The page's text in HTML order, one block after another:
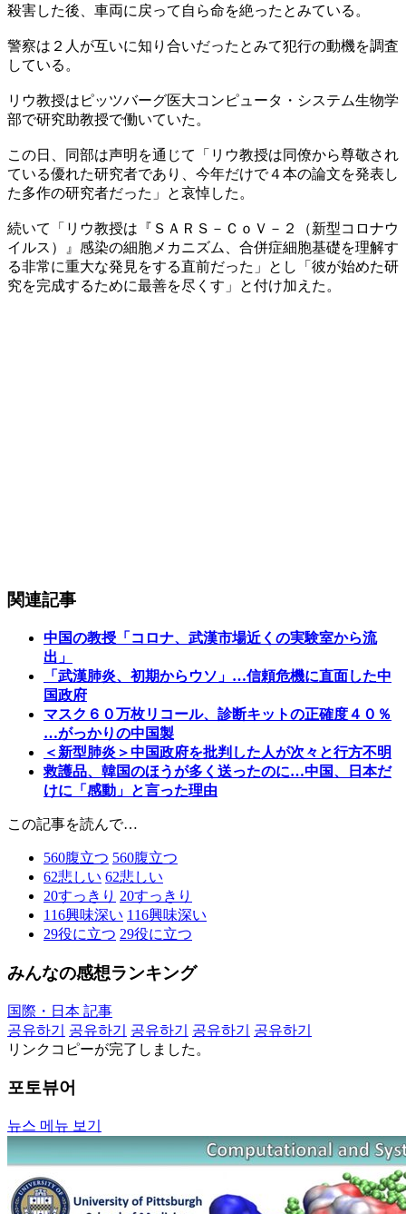
殺害した後、車両に戻って自ら命を絶ったとみている。
警察は２人が互いに知り合いだったとみて犯行の動機を調査
している。
リウ教授はピッツバーグ医大コンピュータ・システム生物学
部で研究助教授で働いていた。
この日、同部は声明を通じて「リウ教授は同僚から尊敬され
ている優れた研究者であり、今年だけで４本の論文を発表し
た多作の研究者だった」と哀悼した。
続いて「リウ教授は『ＳＡＲＳ－ＣｏＶ－２（新型コロナウ
イルス）』感染の細胞メカニズム、合併症細胞基礎を理解す
る非常に重大な発見をする直前だった」とし「彼が始めた研
究を完成するために最善を尽くす」と付け加えた。
関連記事
中国の教授「コロナ、武漢市場近くの実験室から流
出」
「武漢肺炎、初期からウソ」…信頼危機に直面した中
国政府
マスク６０万枚リコール、診断キットの正確度４０％
…がっかりの中国製
＜新型肺炎＞中国政府を批判した人が次々と行方不明
救護品、韓国のほうが多く送ったのに…中国、日本だ
けに「感動」と言った理由
この記事を読んで…
560腹立つ 560腹立つ
62悲しい 62悲しい
20すっきり 20すっきり
116興味深い 116興味深い
29役に立つ 29役に立つ
みんなの感想ランキング
国際・日本 記事
공유하기
공유하기 공유하기 공유하기
공유하기
リンクコピーが完了しました。
포토뷰어
뉴스 메뉴 보기